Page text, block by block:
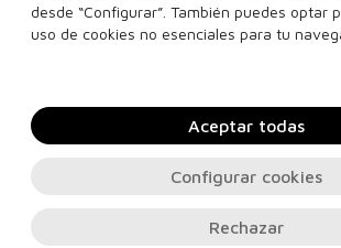
Añadir a la cesta Añadir
desde “Configurar”. También puedes optar
uso de cookies no esenciales para tu
Rechazar
Configurar cookies
Aceptar todas
Contacto, soporte e información legal